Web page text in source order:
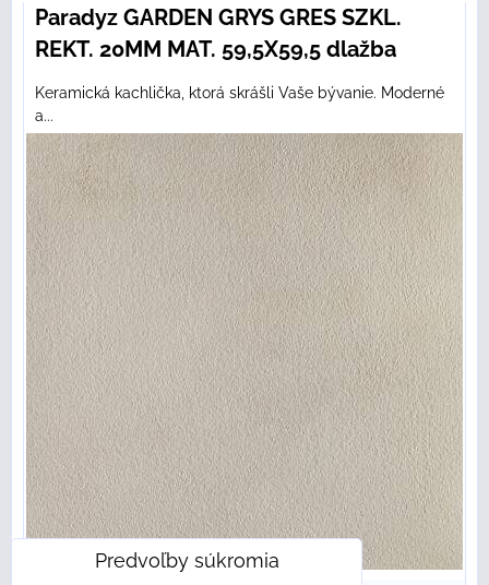
Paradyz GARDEN GRYS GRES SZKL.
REKT. 20MM MAT. 59,5X59,5 dlažba
Keramická kachlička, ktorá skrášli Vaše bývanie. Moderné
a...
Predvoľby súkromia